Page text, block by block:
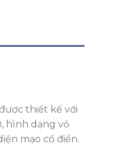
thiết kế với
hình dạng vỏ
mạo cổ điển.